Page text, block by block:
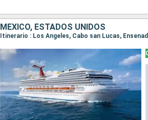
MÉXICO, ESTADOS UNIDOS
Itinerario : Los Angeles, Cabo san Lucas,